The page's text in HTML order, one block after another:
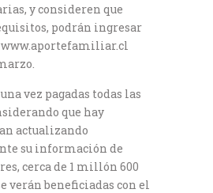
y consideren que
podrán ingresar
vez pagadas todas las
que hay
actualizando
su información de
cerca de 1 millón 600
verán beneficiadas con el